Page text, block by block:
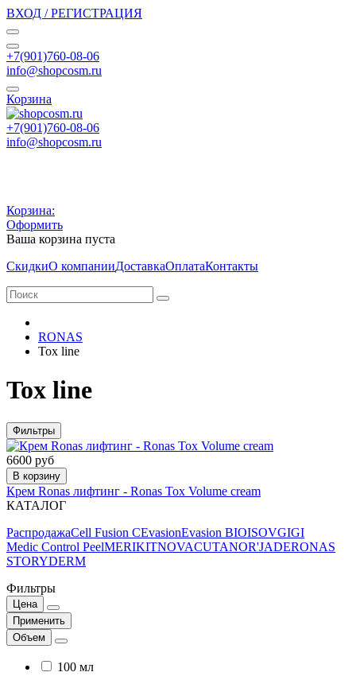
ВХОД / РЕГИСТРАЦИЯ
+7(901)760-08-06
info@shopcosm.ru
Корзина
+7(901)760-08-06
info@shopcosm.ru
Корзина:
Оформить
Ваша корзина пуста
СкидкиО компанииДоставкаОплатаКонтакты
RONAS
Tox line
Tox line
Фильтры
6600 руб
В корзину
Крем Ronas лифтинг - Ronas Tox Volume cream
КАТАЛОГ
РаспродажаCell Fusion CEvasionEvasion BIOISOVGIGI
Medic Control PeelMERIKITNOVACUTANOR'JADERONAS
STORYDERM
Фильтры
Цена
Применить
Объем
100 мл